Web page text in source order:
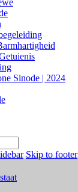
Sinode | 2024
Skip to footer